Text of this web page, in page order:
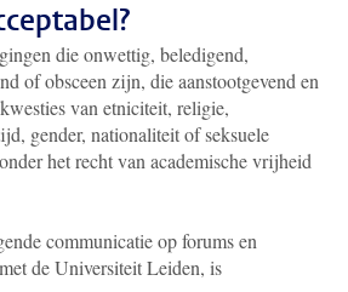
die onwettig, beledigend,
of obsceen zijn, die aanstootgevend en
van etniciteit, religie,
gender, nationaliteit of seksuele
het recht van academische vrijheid
communicatie op forums en
de Universiteit Leiden, is